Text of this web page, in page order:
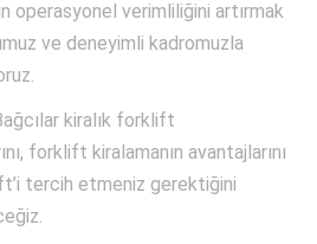
operasyonel verimliliğini artırmak
ve deneyimli kadromuzla
kiralık forklift
forklift kiralamanın avantajlarını
tercih etmeniz gerektiğini